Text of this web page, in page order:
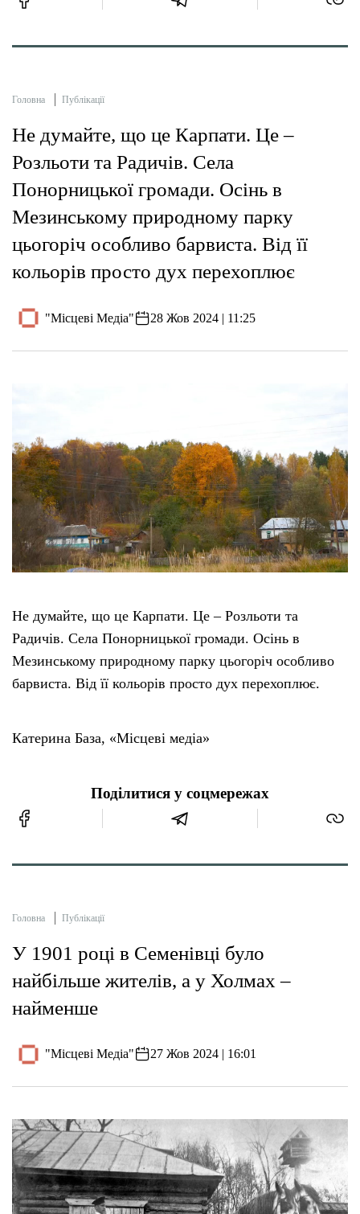
Головна Публікації
Не думайте, що це Карпати. Це –
Розльоти та Радичів. Села
Понорницької громади. Осінь в
Мезинському природному парку
цьогоріч особливо барвиста. Від її
кольорів просто дух перехоплює
"Місцеві Медіа" 28 Жов 2024 | 11:25
Не думайте, що це Карпати. Це – Розльоти та
Радичів. Села Понорницької громади. Осінь в
Мезинському природному парку цьогоріч особливо
барвиста. Від її кольорів просто дух перехоплює.
Катерина База, «Місцеві медіа»
Поділитися у соцмережах
Головна Публікації
У 1901 році в Семенівці було
найбільше жителів, а у Холмах –
найменше
"Місцеві Медіа" 27 Жов 2024 | 16:01